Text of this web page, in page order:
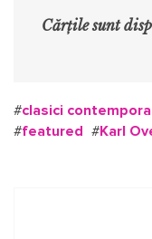
Cărțile sunt
#clasici
#featured #Karl